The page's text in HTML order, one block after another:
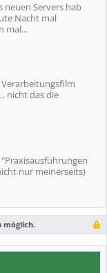
neuen Servers hab
Nacht mal
mal...
nicht das die
nur meinerseits)
möglich.